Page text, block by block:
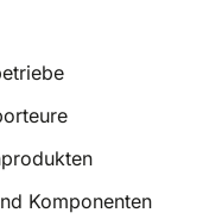
Komponenten